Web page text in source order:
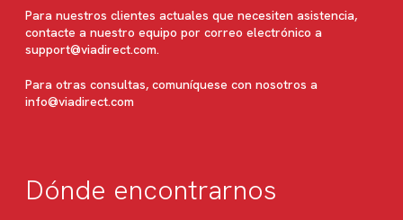
Para nuestros clientes actuales que necesiten asistencia,
contacte a nuestro equipo por correo electrónico a
support@viadirect.com.
Para otras consultas, comuníquese con nosotros a
info@viadirect.com
Dónde encontrarnos